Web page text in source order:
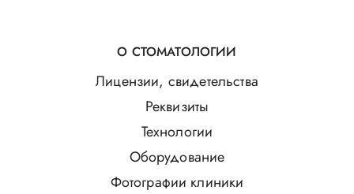
О СТОМАТОЛОГИИ
Лицензии, свидетельства
Реквизиты
Технологии
Оборудование
Фотографии клиники